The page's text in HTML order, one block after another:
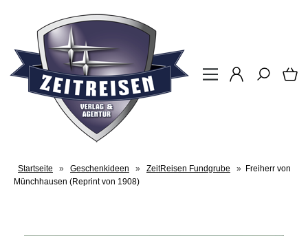
Startseite » Geschenkideen » ZeitReisen Fundgrube » Freiherr von
Münchhausen (Reprint von 1908)